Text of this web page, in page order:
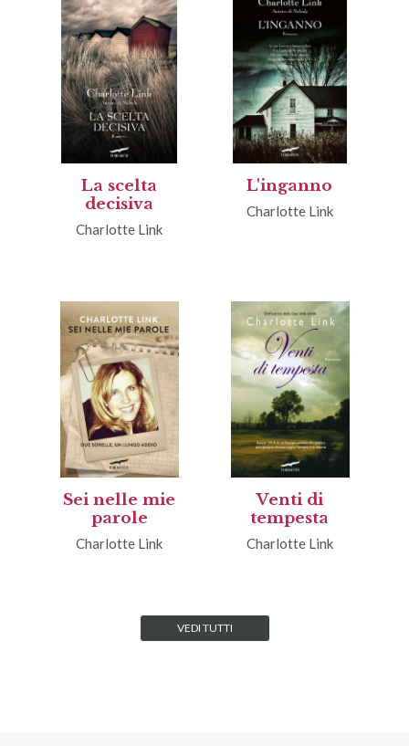
La scelta
decisiva
Charlotte Link
L'inganno
Charlotte Link
Sei nelle mie
parole
Charlotte Link
Venti di
tempesta
Charlotte Link
VEDI TUTTI